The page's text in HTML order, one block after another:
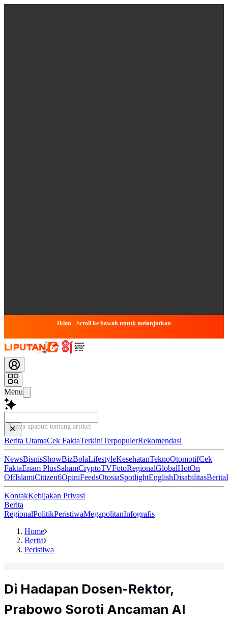
Iklan - Scroll ke bawah untuk melanjutkan
Menu
Tanya apapun tentang artikel ini...
Berita UtamaCek FaktaTerkiniTerpopulerRekomendasi
NewsBisnisShowBizBolaLifestyleKesehatanTeknoOtomotifCek
FaktaEnam PlusSahamCryptoTVFotoRegionalGlobalHotOn
OffIslamiCitizen6OpiniFeedsOtosiaSpotlightEnglishDisabilitasBerita
KontakKebijakan Privasi
Berita
RegionalPolitikPeristiwaMegapolitanInfografis
Home
Berita
Peristiwa
Di Hadapan Dosen-Rektor,
Prabowo Soroti Ancaman AI